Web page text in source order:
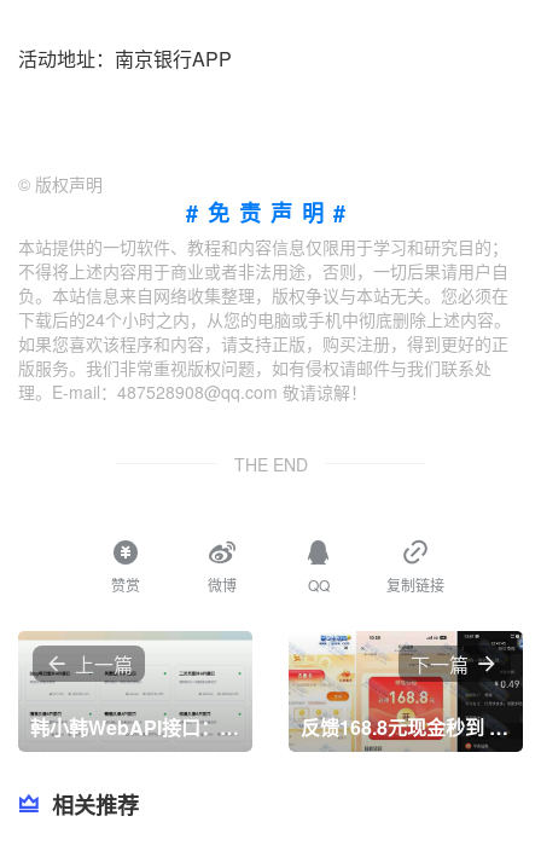
活动地址：南京银行APP
© 版权声明
#免责声明#
本站提供的一切软件、教程和内容信息仅限用于学习和研究目的；
不得将上述内容用于商业或者非法用途，否则，一切后果请用户自
负。本站信息来自网络收集整理，版权争议与本站无关。您必须在
下载后的24个小时之内，从您的电脑或手机中彻底删除上述内容。
如果您喜欢该程序和内容，请支持正版，购买注册，得到更好的正
版服务。我们非常重视版权问题，如有侵权请邮件与我们联系处
理。E-mail：487528908@qq.com 敬请谅解！
THE END
赞赏 微博 QQ 复制链接
上一篇
韩小韩WebAPI接口：提供免费的、多样化的数据接口，如随机歌曲、热榜新闻和随机图片，简单易用
下一篇
反馈168.8元现金秒到 平安证券学知识领红包
相关推荐